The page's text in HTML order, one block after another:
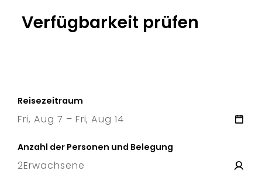
Verfügbarkeit prüfen
Reisezeitraum
Fri, Aug 7 – Fri, Aug 14
Anzahl der Personen und Belegung
2Erwachsene